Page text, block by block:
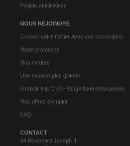
Projets et initiatives
NOUS REJOINDRE
Croisez votre métier avec vos convictions
Notre promesse
Nos métiers
Une mission plus grande
Grandir à la Croix-Rouge luxembourgeoise
Nos offres d’emploi
FAQ
CONTACT
44 Boulevard Joseph II